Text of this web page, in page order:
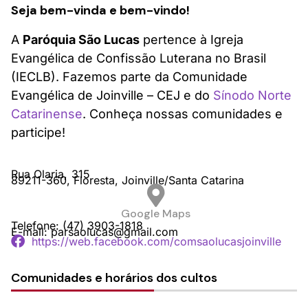
Seja bem-vinda e bem-vindo!
A Paróquia São Lucas pertence à Igreja
Evangélica de Confissão Luterana no Brasil
(IECLB). Fazemos parte da Comunidade
Evangélica de Joinville – CEJ e do Sínodo Norte
Catarinense. Conheça nossas comunidades e
participe!
Rua Olaria, 315
89211-360, Floresta, Joinville/Santa Catarina
Google Maps
Telefone: (47) 3903-1818
E-mail: parsaolucas@gmail.com
https://web.facebook.com/comsaolucasjoinville
Comunidades e horários dos cultos